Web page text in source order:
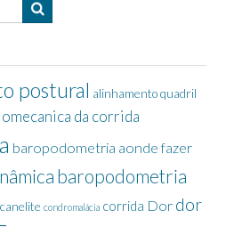
postural alinhamento quadril
da corrida
baropodometria aonde fazer
baropodometria
canelite condromalácia corrida Dor dor